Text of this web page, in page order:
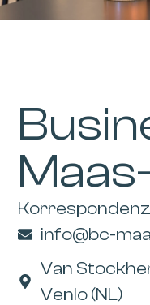
info@bc-
Van
Venlo (NL)